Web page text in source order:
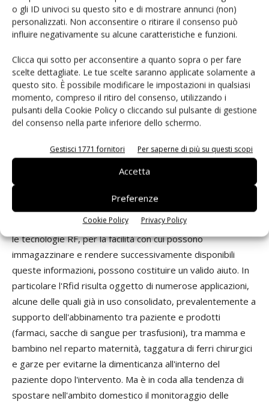
o gli ID univoci su questo sito e di mostrare annunci (non)
personalizzati. Non acconsentire o ritirare il consenso può
influire negativamente su alcune caratteristiche e funzioni.
Clicca qui sotto per acconsentire a quanto sopra o per fare
scelte dettagliate. Le tue scelte saranno applicate solamente a
questo sito. È possibile modificare le impostazioni in qualsiasi
momento, compreso il ritiro del consenso, utilizzando i
pulsanti della Cookie Policy o cliccando sul pulsante di gestione
del consenso nella parte inferiore dello schermo.
Gestisci 1771 fornitori Per saperne di più su questi scopi
Accetta
Preferenze
Cookie Policy Privacy Policy
Il wireless in medicina
Da una ricerca condotta dal Politecnico di Milano
sulla diffusione delle applicazioni Mobile e Wireless,
risultano essere in forte ascesa quelle finalizzate
all'accesso da parte del personale sanitario ai dati del
paziente. La crescente complessità del sistema sanitario
ha come contropartita la crescita della possibilità di errore.
Una statistica riporta che negli Usa perdono la vita, ogni
anno, 98.000 pazienti per errori che possono essere
prevenuti. I medici spesso somministrano terapie senza
conoscere la storia pregressa dei pazienti, con il risultato
di possibili interazioni e decisioni che non tengono conto di
eventuali dati critici dei pazienti stessi. In queste situazioni
le tecnologie RF, per la facilità con cui possono
immagazzinare e rendere successivamente disponibili
queste informazioni, possono costituire un valido aiuto. In
particolare l'Rfid risulta oggetto di numerose applicazioni,
alcune delle quali già in uso consolidato, prevalentemente a
supporto dell'abbinamento tra paziente e prodotti
(farmaci, sacche di sangue per trasfusioni), tra mamma e
bambino nel reparto maternità, taggatura di ferri chirurgici
e garze per evitarne la dimenticanza all'interno del
paziente dopo l'intervento. Ma è in coda alla tendenza di
spostare nell'ambito domestico il monitoraggio delle